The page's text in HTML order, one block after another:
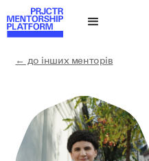
← до інших менторів